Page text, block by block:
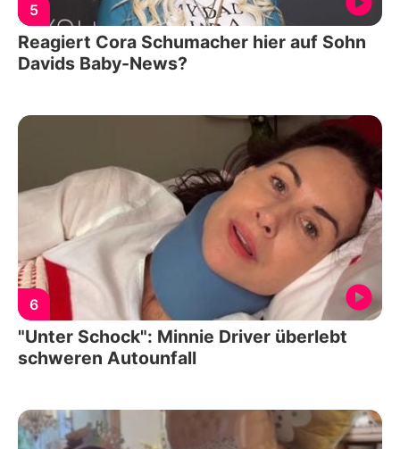
5
Reagiert Cora Schumacher hier auf Sohn
Davids Baby-News?
6
"Unter Schock": Minnie Driver überlebt
schweren Autounfall